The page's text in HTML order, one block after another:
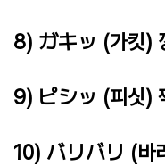
8) ガキッ (가킷)
9) ピシッ (피싯)
10) バリバリ (바